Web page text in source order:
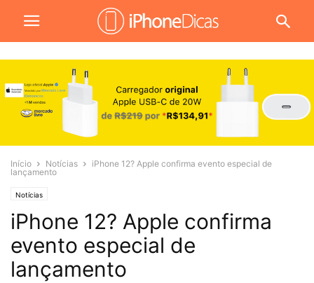
Início Notícias
iPhone 12? Apple confirma evento especial de
lançamento
Notícias
iPhone 12? Apple confirma
evento especial de
lançamento